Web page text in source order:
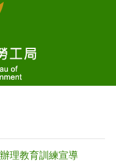
理教育訓練宣導